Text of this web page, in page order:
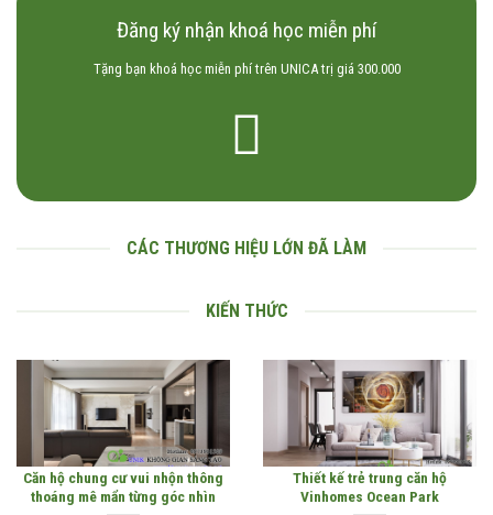
Đăng ký nhận khoá học miễn phí
Tặng bạn khoá học miễn phí trên UNICA trị giá 300.000
CÁC THƯƠNG HIỆU LỚN ĐÃ LÀM
KIẾN THỨC
Căn hộ chung cư vui nhộn thông
thoáng mê mẩn từng góc nhìn
Thiết kế trẻ trung căn hộ
Vinhomes Ocean Park